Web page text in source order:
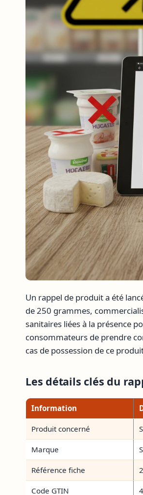
Un rappel de produit a été
de 250 grammes,
sanitaires liées à la présence
consommateurs de prendre
cas de possession de ce
Les détails clés du
Information
Produit concerné
Marque
Référence fiche
Code GTIN